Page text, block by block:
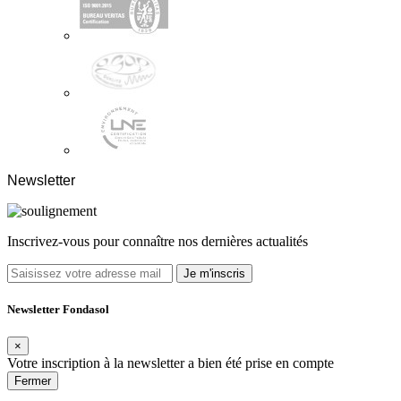
Newsletter
Inscrivez-vous pour connaître nos dernières actualités
Je m'inscris
Newsletter Fondasol
×
Votre inscription à la newsletter a bien été prise en compte
Fermer